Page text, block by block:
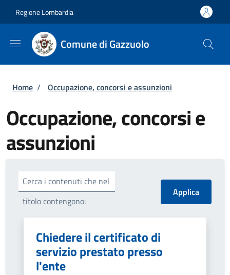
Regione Lombardia
Comune di Gazzuolo
Briciole di pane
Home / Occupazione, concorsi e assunzioni
Occupazione, concorsi e
assunzioni
Cerca i contenuti che nel
titolo contengono:
Chiedere il certificato di
servizio prestato presso
l'ente